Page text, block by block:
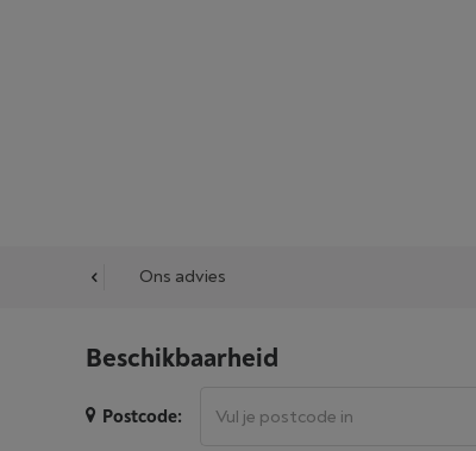
Ons advies
Beschikbaarheid
Postcode: